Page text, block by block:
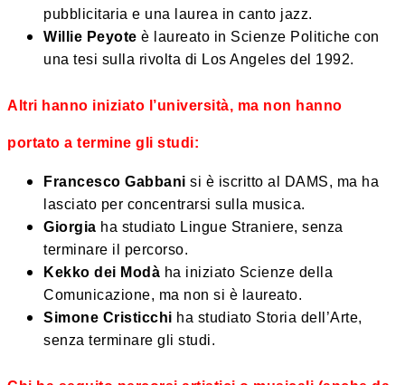
pubblicitaria e una laurea in canto jazz.
Willie Peyote è laureato in Scienze Politiche con
una tesi sulla rivolta di Los Angeles del 1992.
Altri hanno iniziato l’università, ma non hanno
portato a termine gli studi:
Francesco Gabbani si è iscritto al DAMS, ma ha
lasciato per concentrarsi sulla musica.
Giorgia ha studiato Lingue Straniere, senza
terminare il percorso.
Kekko dei Modà ha iniziato Scienze della
Comunicazione, ma non si è laureato.
Simone Cristicchi ha studiato Storia dell’Arte,
senza terminare gli studi.